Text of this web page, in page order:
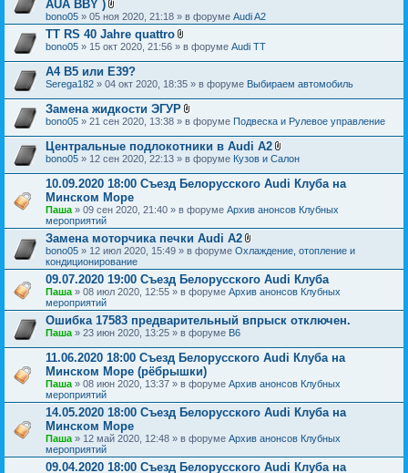
н
и
AUA BBY )
В
л
о
ж
н
и
я
bono05 » 05 ноя 2020, 21:18 » в форуме Audi A2
TT RS 40 Jahre quattro
В
о
е
н
и
я
bono05 » 15 окт 2020, 21:56 » в форуме Audi TT
A4 B5 или E39?
Serega182 » 04 окт 2020, 18:35 » в форуме Выбираем автомобиль
Замена жидкости ЭГУР
В
о
ж
е
н
и
bono05 » 21 сен 2020, 13:38 » в форуме Подвеска и Рулевое управление
Центральные подлокотники в Audi A2
В
о
ж
н
я
bono05 » 12 сен 2020, 22:13 » в форуме Кузов и Салон
10.09.2020 18:00 Съезд Белорусского Audi Клуба на
Минском Море
Паша » 09 сен 2020, 21:40 » в форуме Архив анонсов Клубных
мероприятий
Замена моторчика печки Audi A2
В
о
ж
е
и
я
bono05 » 12 июл 2020, 15:49 » в форуме Охлаждение, отопление и
кондиционирование
09.07.2020 19:00 Съезд Белорусского Audi Клуба
Паша » 08 июл 2020, 12:55 » в форуме Архив анонсов Клубных
мероприятий
Ошибка 17583 предварительный впрыск отключен.
Паша » 23 июн 2020, 13:25 » в форуме B6
11.06.2020 18:00 Съезд Белорусского Audi Клуба на
Минском Море (рёбрышки)
Паша » 08 июн 2020, 13:37 » в форуме Архив анонсов Клубных
мероприятий
14.05.2020 18:00 Съезд Белорусского Audi Клуба на
Минском Море
Паша » 12 май 2020, 12:48 » в форуме Архив анонсов Клубных
мероприятий
09.04.2020 18:00 Съезд Белорусского Audi Клуба на